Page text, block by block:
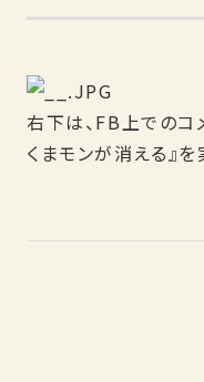
右下は、FB上でのコ
くまモンが消える』